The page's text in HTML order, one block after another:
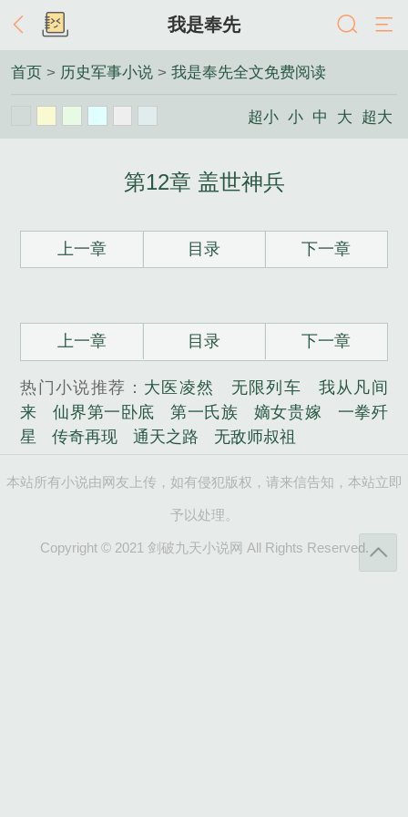
我是奉先
首页 > 历史军事小说 > 我是奉先全文免费阅读
超小 小 中 大 超大
第12章 盖世神兵
上一章 目录 下一章
上一章 目录 下一章
热门小说推荐： 大医凌然 无限列车
我从凡间
来
仙界第一卧底 第一氏族 嫡女贵嫁
一拳歼
星
传奇再现 通天之路 无敌师叔祖
本站所有小说由网友上传，如有侵犯版权，请来信告知，本站立即
予以处理。
Copyright © 2021 剑破九天小说网 All Rights Reserved.